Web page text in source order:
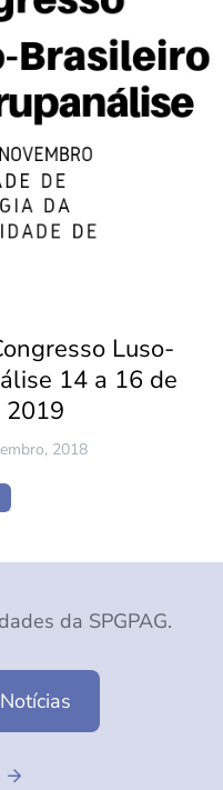
Luso-
14 a 16 de
2019
2018
da SPGPAG.